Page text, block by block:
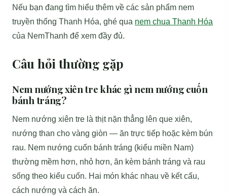
Nếu bạn đang tìm hiểu thêm về các sản phẩm nem
truyền thống Thanh Hóa, ghé qua nem chua Thanh Hóa
của NemThanh để xem đầy đủ.
Câu hỏi thường gặp
Nem nướng xiên tre khác gì nem nướng cuốn
bánh tráng?
Nem nướng xiên tre là thịt nặn thẳng lên que xiên,
nướng than cho vàng giòn — ăn trực tiếp hoặc kèm bún
rau. Nem nướng cuốn bánh tráng (kiểu miền Nam)
thường mềm hơn, nhỏ hơn, ăn kèm bánh tráng và rau
sống theo kiểu cuốn. Hai món khác nhau về kết cấu,
cách nướng và cách ăn.